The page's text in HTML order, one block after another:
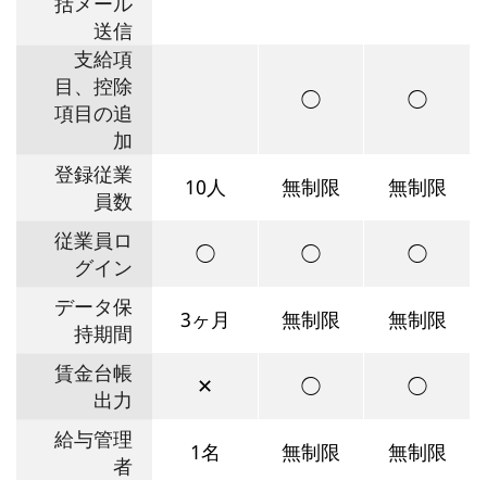
送信
支給項
目、控除
項目の追
加
◯ ◯
登録従業
員数
10人 無制限 無制限
従業員ロ
グイン
◯ ◯ ◯
データ保
持期間
3ヶ月 無制限 無制限
賃金台帳
出力
✕ ◯ ◯
給与管理
者
1名 無制限 無制限